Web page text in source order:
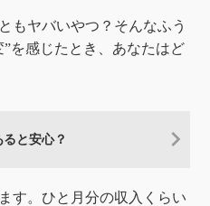
もヤバいやつ？そんなふう
を感じたとき、あなたはど
と安心？
す。ひと月分の収入くらい